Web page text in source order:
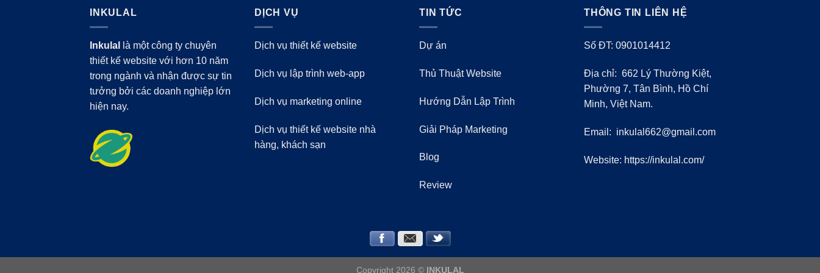
INKULAL
Inkulal
là một công ty chuyên
thiết kế website với hơn 10 năm
trong ngành và nhận được sự tin
tưởng bởi các doanh nghiệp lớn
hiện nay.
DỊCH VỤ
Dịch vụ thiết kế website
Dịch vụ lập trình web-app
Dịch vụ marketing online
Dịch vụ thiết kế website nhà
hàng, khách sạn
TIN TỨC
Dự án
Thủ Thuật Website
Hướng Dẫn Lập Trình
Giải Pháp Marketing
Blog
Review
THÔNG TIN LIÊN HỆ
Số ĐT: 0901014412
Địa chỉ: 662 Lý Thường Kiệt,
Phường 7, Tân Bình, Hồ Chí
Minh, Việt Nam.
Email: inkulal662@gmail.com
Website: https://inkulal.com/
Copyright 2026 © INKULAL